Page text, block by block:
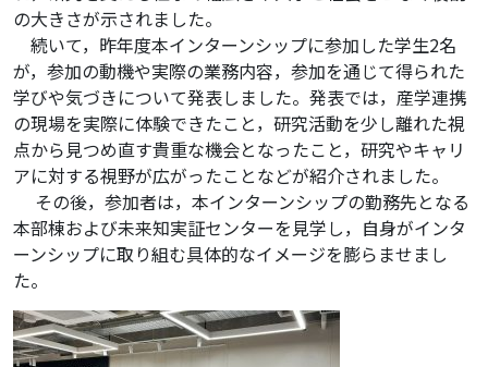
の大きさが示されました。
続いて，昨年度本インターンシップに参加した学生2名
が，参加の動機や実際の業務内容，参加を通じて得られた
学びや気づきについて発表しました。発表では，産学連携
の現場を実際に体験できたこと，研究活動を少し離れた視
点から見つめ直す貴重な機会となったこと，研究やキャリ
アに対する視野が広がったことなどが紹介されました。
その後，参加者は，本インターンシップの勤務先となる
本部棟および未来知実証センターを見学し，自身がインタ
ーンシップに取り組む具体的なイメージを膨らませまし
た。